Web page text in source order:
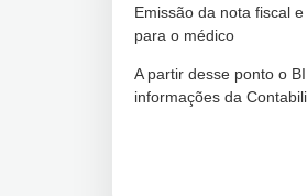
Emissão da nota fiscal
para o médico
A partir desse ponto o
informações da